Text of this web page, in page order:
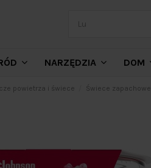
NARZĘDZIA DOM
powietrza i świece Świece zapachowe